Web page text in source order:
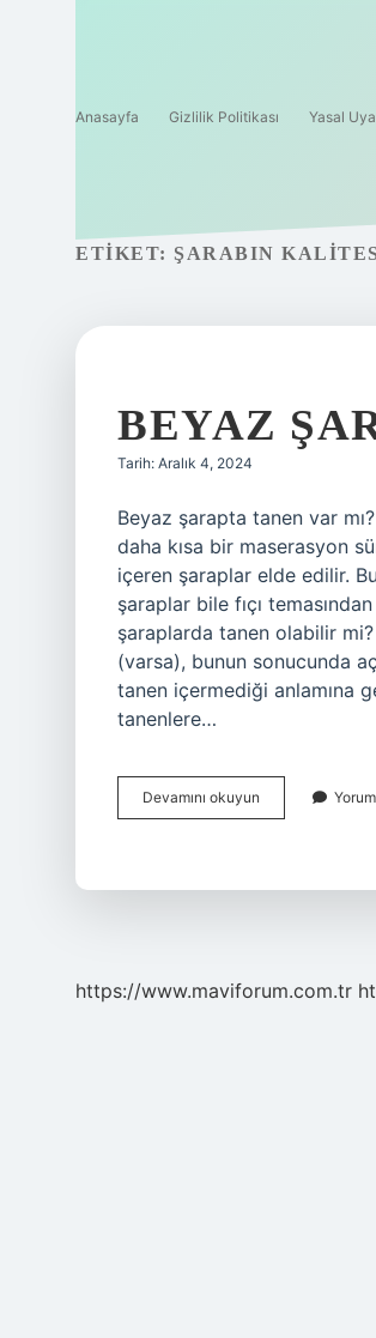
Anasayfa Gizlilik Politikası Yasal
ETIKET: ŞARABIN
BEYAZ
Tarih: Aralık 4, 2024
Beyaz şarapta tanen var
daha kısa bir maserasyon
içeren şaraplar elde edilir.
şaraplar bile fıçı
şaraplarda tanen olabilir
(varsa), bunun sonucunda
tanen içermediği anlamına
tanenlere…
Devamını okuyun
Şarapta
https://www.maviforum.com.tr